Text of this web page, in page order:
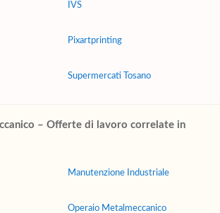
IVS
Pixartprinting
Supermercati Tosano
– Offerte di lavoro correlate in
Manutenzione Industriale
Operaio Metalmeccanico